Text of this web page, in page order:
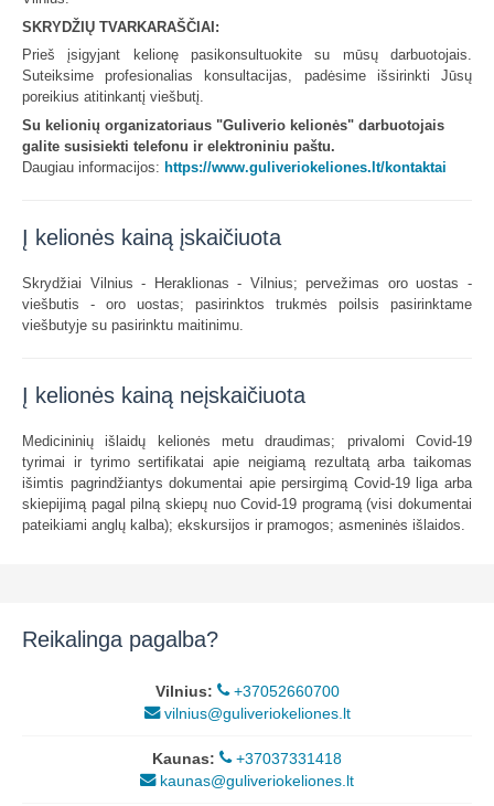
SKRYDŽIŲ TVARKARAŠČIAI:
Prieš įsigyjant kelionę pasikonsultuokite su mūsų darbuotojais.
Suteiksime profesionalias konsultacijas, padėsime išsirinkti Jūsų
poreikius atitinkantį viešbutį.
Su kelionių organizatoriaus "Guliverio kelionės" darbuotojais
galite susisiekti telefonu ir elektroniniu paštu.
Daugiau informacijos: https://www.guliveriokeliones.lt/kontaktai
Į kelionės kainą įskaičiuota
Skrydžiai Vilnius - Heraklionas - Vilnius; pervežimas oro uostas -
viešbutis - oro uostas; pasirinktos trukmės poilsis pasirinktame
viešbutyje su pasirinktu maitinimu.
Į kelionės kainą neįskaičiuota
Medicininių išlaidų kelionės metu draudimas; privalomi Covid-19
tyrimai ir tyrimo sertifikatai apie neigiamą rezultatą arba taikomas
išimtis pagrindžiantys dokumentai apie persirgimą Covid-19 liga arba
skiepijimą pagal pilną skiepų nuo Covid-19 programą (visi dokumentai
pateikiami anglų kalba); ekskursijos ir pramogos; asmeninės išlaidos.
Reikalinga pagalba?
Vilnius:
+37052660700
vilnius@guliveriokeliones.lt
Kaunas:
+37037331418
kaunas@guliveriokeliones.lt